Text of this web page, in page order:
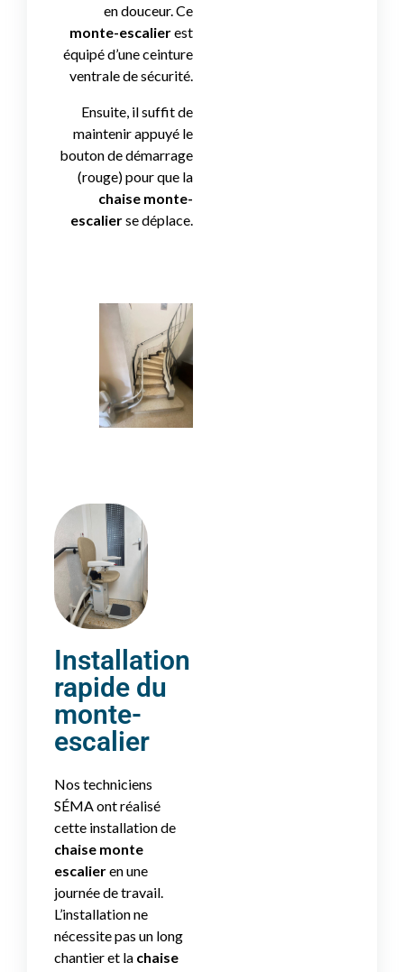
en douceur. Ce
monte-escalierest
équipé d’une ceinture
ventrale de sécurité.
Ensuite, il suffit de
maintenir appuyé le
bouton de démarrage
(rouge) pour que la
chaise monte-
escalierse déplace.
Installation
rapide du
monte-
escalier
Nos techniciens
SÉMA ont réalisé
cette installation de
chaise monte
escalieren une
journée de travail.
L’installation ne
nécessite pas un long
chantier et la chaise